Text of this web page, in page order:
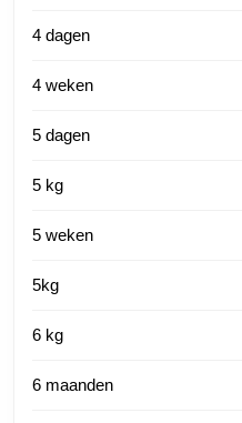
4 dagen
4 weken
5 dagen
5 kg
5 weken
5kg
6 kg
6 maanden